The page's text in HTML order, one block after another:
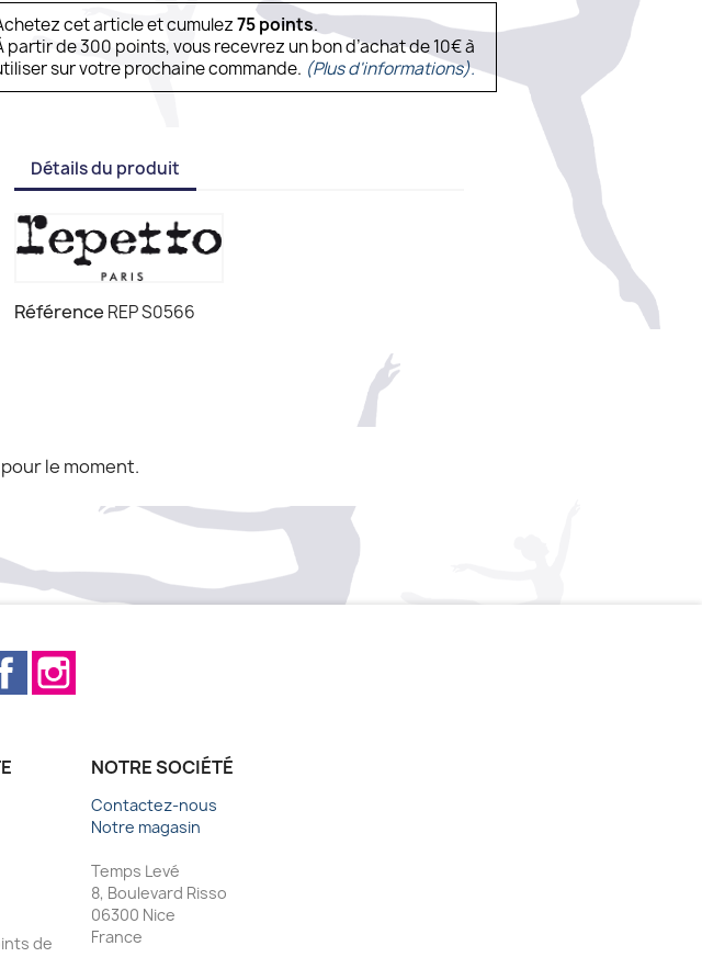
cet article et cumulez75points.
partir de 300 points, vous recevrez un bon d’achat de 10€ à
sur votre prochaine commande. (Plus d'informations).
Détails du produit
Référence REP S0566
le moment.
Facebook
de
NOTRE SOCIÉTÉ
Contactez-nous
Notre magasin
Temps Levé
8, Boulevard Risso
06300 Nice
France